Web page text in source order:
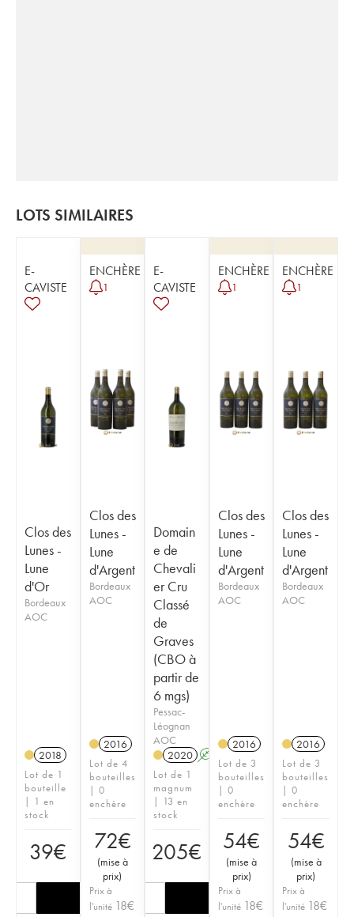
LOTS SIMILAIRES
E-
CAVISTE
Clos des
Lunes -
Lune
d'Or
Bordeaux
AOC
2018
Lot de 1
bouteille
| 1 en
stock
39€
ENCHÈRE
1
Clos des
Lunes -
Lune
d'Argent
Bordeaux
AOC
2016
Lot de 4
bouteilles
| 0
enchère
72€
(mise à
prix)
Prix à
l'unité 18€
E-
CAVISTE
Domain
e de
Chevali
er Cru
Classé
de
Graves
(CBO à
partir de
6 mgs)
Pessac-
Léognan
AOC
2020 A
Lot de 1
magnum
| 13 en
stock
205€
ENCHÈRE
1
Clos des
Lunes -
Lune
d'Argent
Bordeaux
AOC
2016
Lot de 3
bouteilles
| 0
enchère
54€
(mise à
prix)
Prix à
l'unité 18€
ENCHÈRE
1
Clos des
Lunes -
Lune
d'Argent
Bordeaux
AOC
2016
Lot de 3
bouteilles
| 0
enchère
54€
(mise à
prix)
Prix à
l'unité 18€